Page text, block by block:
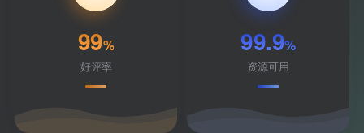
99%
好评率
99.9%
资源可用